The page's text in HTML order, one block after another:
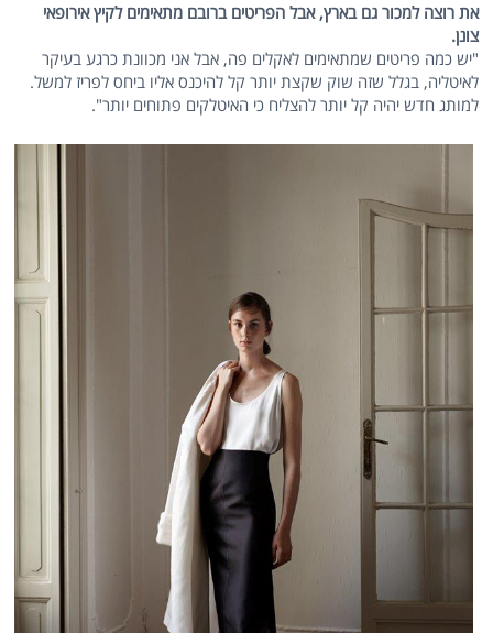
את רוצה למכור גם בארץ, אבל הפריטים ברובם מתאימים לקיץ אירופאי
צונן.
"יש כמה פריטים שמתאימים לאקלים פה, אבל אני מכוונת כרגע בעיקר
לאיטליה, בגלל שזה שוק שקצת יותר קל להיכנס אליו ביחס לפריז למשל.
למותג חדש יהיה קל יותר להצליח כי האיטלקים פתוחים יותר".